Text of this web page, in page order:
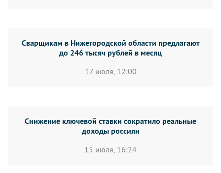
Сварщикам в Нижегородской области предлагают
до 246 тысяч рублей в месяц
17 июля, 12:00
Снижение ключевой ставки сократило реальные
доходы россиян
15 июля, 16:24